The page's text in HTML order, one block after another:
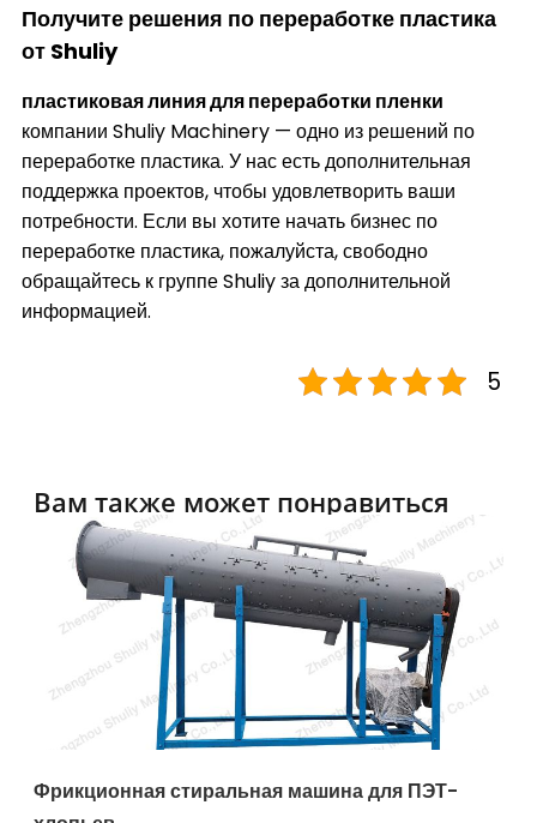
Получите решения по переработке пластика
от Shuliy
пластиковая линия для переработки пленки
компании Shuliy Machinery — одно из решений по
переработке пластика. У нас есть дополнительная
поддержка проектов, чтобы удовлетворить ваши
потребности. Если вы хотите начать бизнес по
переработке пластика, пожалуйста, свободно
обращайтесь к группе Shuliy за дополнительной
информацией.
5
Вам также может понравиться
Фрикционная стиральная машина для ПЭТ-